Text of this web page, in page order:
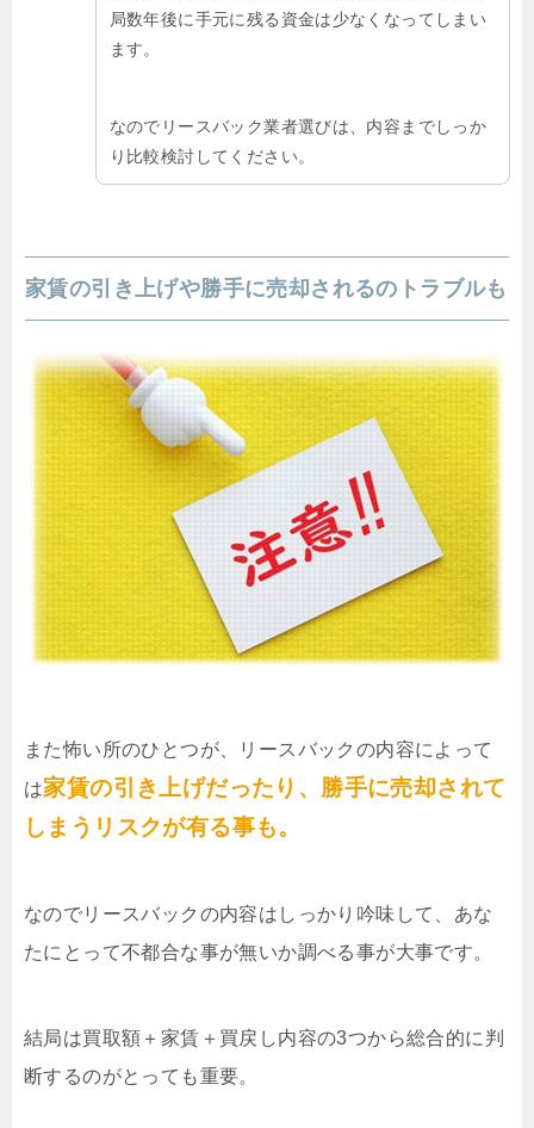
局数年後に手元に残る資金は少なくなってしまい
ます。
なのでリースバック業者選びは、内容までしっか
り比較検討してください。
家賃の引き上げや勝手に売却されるのトラブルも
また怖い所のひとつが、リースバックの内容によって
は家賃の引き上げだったり、勝手に売却されて
しまうリスクが有る事も。
なのでリースバックの内容はしっかり吟味して、あな
たにとって不都合な事が無いか調べる事が大事です。
結局は買取額＋家賃＋買戻し内容の3つから総合的に判
断するのがとっても重要。